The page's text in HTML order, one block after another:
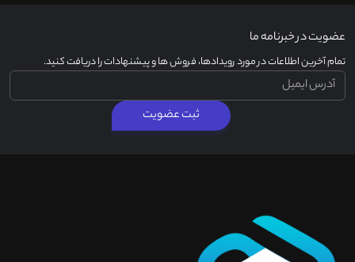
عضویت در خبرنامه ما
تمام آخرین اطلاعات در مورد رویدادها، فروش ها و پیشنهادات را دریافت کنید.
ثبت عضویت